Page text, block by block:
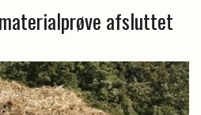
afsluttet